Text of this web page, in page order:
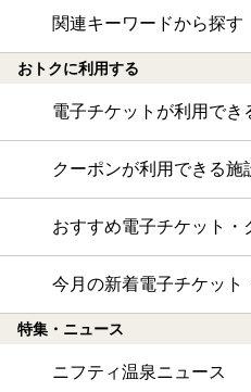
関連キーワードから探す
おトクに利用する
電子チケットが利用でき
クーポンが利用できる施
おすすめ電子チケット・
今月の新着電子チケット
特集・ニュース
ニフティ温泉ニュース